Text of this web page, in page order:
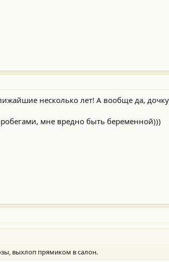
несколько лет! А вообще да,
мне вредно быть беременной)))
выхлоп прямиком в салон.